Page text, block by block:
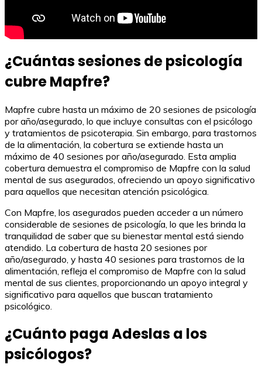
¿Cuántas sesiones de psicología
cubre Mapfre?
Mapfre cubre hasta un máximo de 20 sesiones de psicología
por año/asegurado, lo que incluye consultas con el psicólogo
y tratamientos de psicoterapia. Sin embargo, para trastornos
de la alimentación, la cobertura se extiende hasta un
máximo de 40 sesiones por año/asegurado. Esta amplia
cobertura demuestra el compromiso de Mapfre con la salud
mental de sus asegurados, ofreciendo un apoyo significativo
para aquellos que necesitan atención psicológica.
Con Mapfre, los asegurados pueden acceder a un número
considerable de sesiones de psicología, lo que les brinda la
tranquilidad de saber que su bienestar mental está siendo
atendido. La cobertura de hasta 20 sesiones por
año/asegurado, y hasta 40 sesiones para trastornos de la
alimentación, refleja el compromiso de Mapfre con la salud
mental de sus clientes, proporcionando un apoyo integral y
significativo para aquellos que buscan tratamiento
psicológico.
¿Cuánto paga Adeslas a los
psicólogos?